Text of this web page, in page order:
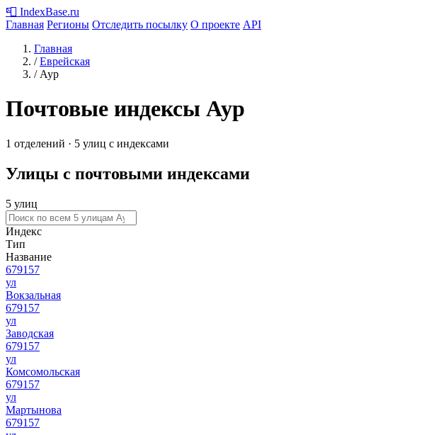
📮 IndexBase.ru
Главная Регионы Отследить посылку О проекте API
Главная
/ Еврейская
/ Аур
Почтовые индексы Аур
1 отделений · 5 улиц с индексами
Улицы с почтовыми индексами
5 улиц
Индекс
Тип
Название
679157
ул
Вокзальная
679157
ул
Заводская
679157
ул
Комсомольская
679157
ул
Мартынова
679157